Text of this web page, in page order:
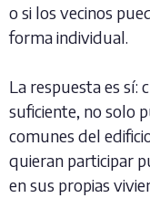
o si los vecinos
forma individual.
La respuesta es sí:
suficiente, no solo
comunes del
quieran participar
en sus propias